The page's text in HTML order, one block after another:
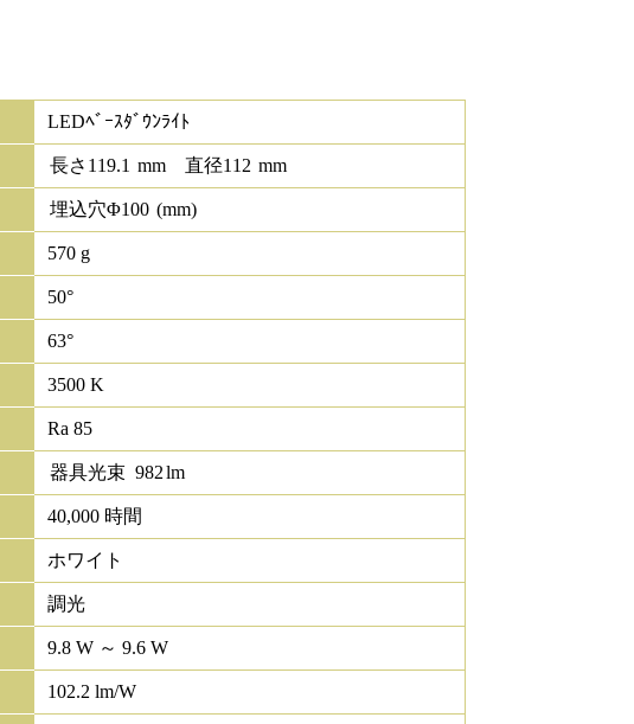
LEDﾍﾞｰｽﾀﾞｳﾝﾗｲﾄ
長さ 119.1 mm 直径112 mm
埋込穴Φ100 (mm)
570 g
50°
63°
3500 K
Ra 85
器具光束 982lm
40,000 時間
ホワイト
調光
9.8 W ～ 9.6 W
102.2 lm/W